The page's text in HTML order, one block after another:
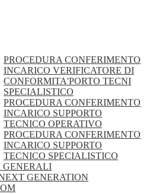
PROCEDURA CONFERIMENTO
INCARICO VERIFICATORE DI
CONFORMITA'PORTO TECNI
SPECIALISTICO
PROCEDURA CONFERIMENTO
INCARICO SUPPORTO
TECNICO OPERATIVO
PROCEDURA CONFERIMENTO
INCARICO SUPPORTO
TECNICO SPECIALISTICO
GENERALI
GENERATION